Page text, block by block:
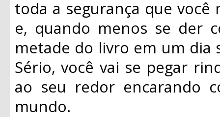
toda a segurança que
e, quando menos se der
metade do livro em um dia
Sério, você vai se pegar
ao seu redor encarando
mundo.